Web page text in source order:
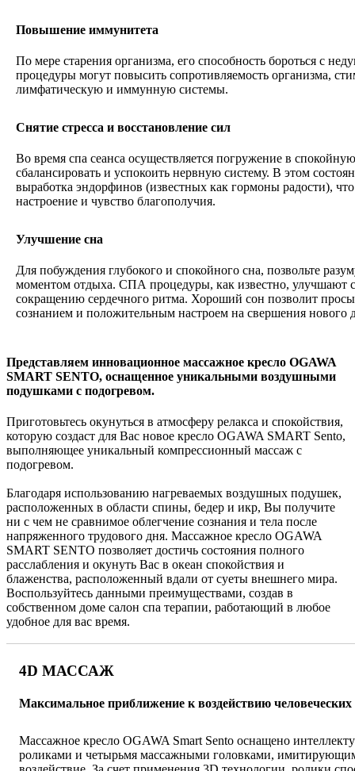
Повышение иммунитета
По мере старения организма, его способность бороться с
процедуры могут повысить сопротивляемость организма,
лимфатическую и иммунную системы.
Снятие стресса и восстановление сил
Во время спа сеанса осуществляется погружение в
сбалансировать и успокоить нервную систему. В этом
выработка эндорфинов (известных как гормоны радости),
настроение и чувство благополучия.
Улучшение сна
Для побуждения глубокого и спокойного сна, позвольте
моментом отдыха. СПА процедуры, как известно, улучшают
сокращению сердечного ритма. Хороший сон позволит
сознанием и положительным настроем на свершения нового
Представляем инновационное массажное кресло OGAWA
SMART SENTO, оснащенное уникальными воздушными
подушками с подогревом.
Приготовьтесь окунуться в атмосферу релакса и спокойствия,
которую создаст для Вас новое кресло OGAWA SMART Sento,
выполняющее уникальный компрессионный массаж с
подогревом.
Благодаря использованию нагреваемых воздушных подушек,
расположенных в области спины, бедер и икр, Вы получите
ни с чем не сравнимое облегчение сознания и тела после
напряженного трудового дня. Массажное кресло OGAWA
SMART SENTO позволяет достичь состояния полного
расслабления и окунуть Вас в океан спокойствия и
блаженства, расположенный вдали от суеты внешнего мира.
Воспользуйтесь данными преимуществами, создав в
собственном доме салон спа терапии, работающий в любое
удобное для вас время.
4D МАССАЖ
Максимальное приближение к воздействию человеческих
Массажное кресло OGAWA Smart Sento оснащено
роликами и четырьмя массажными головками,